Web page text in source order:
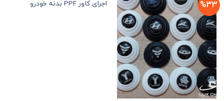
%33 اجرای کاور PPF بدنه خودرو